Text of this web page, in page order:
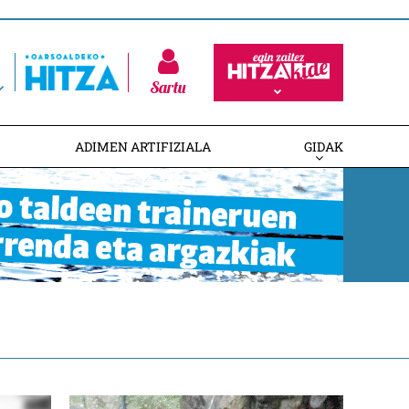
Sartu
ADIMEN ARTIFIZIALA GIDAK